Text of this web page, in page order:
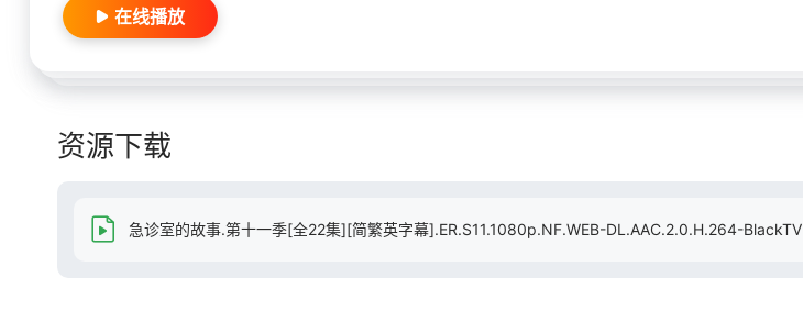
在线播放
资源下载
急诊室的故事.第十一季[全22集][简繁英字幕].ER.S11.1080p.NF.WEB-DL.AAC.2.0.H.264-BlackTV